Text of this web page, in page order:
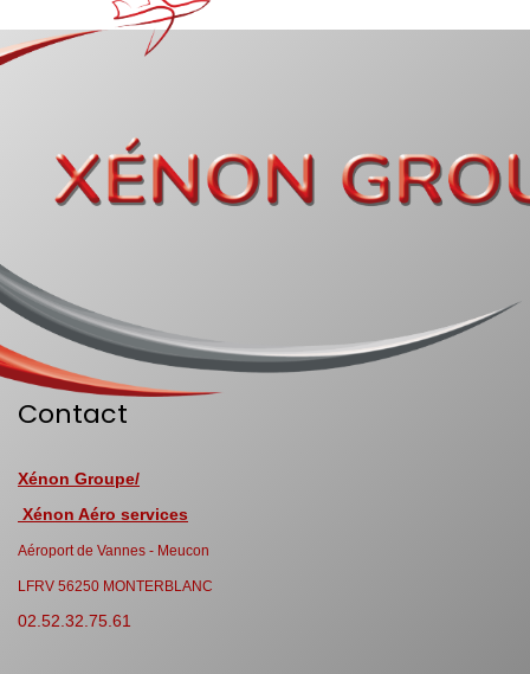
Contact
Xénon Groupe/
Xénon Aéro services
Aéroport de Vannes - Meucon
LFRV 56250 MONTERBLANC
02.52.32.75.61